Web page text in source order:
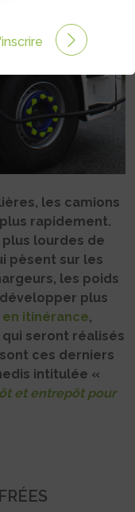
les camions
rapidement.
lourdes de
pèsent sur les
les poids
plus
itinérance,
seront réalisés
ces derniers
intitulée «
et entrepôt pour